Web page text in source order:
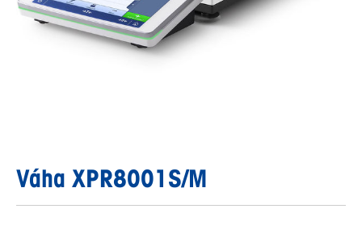
Váha XPR8001S/M